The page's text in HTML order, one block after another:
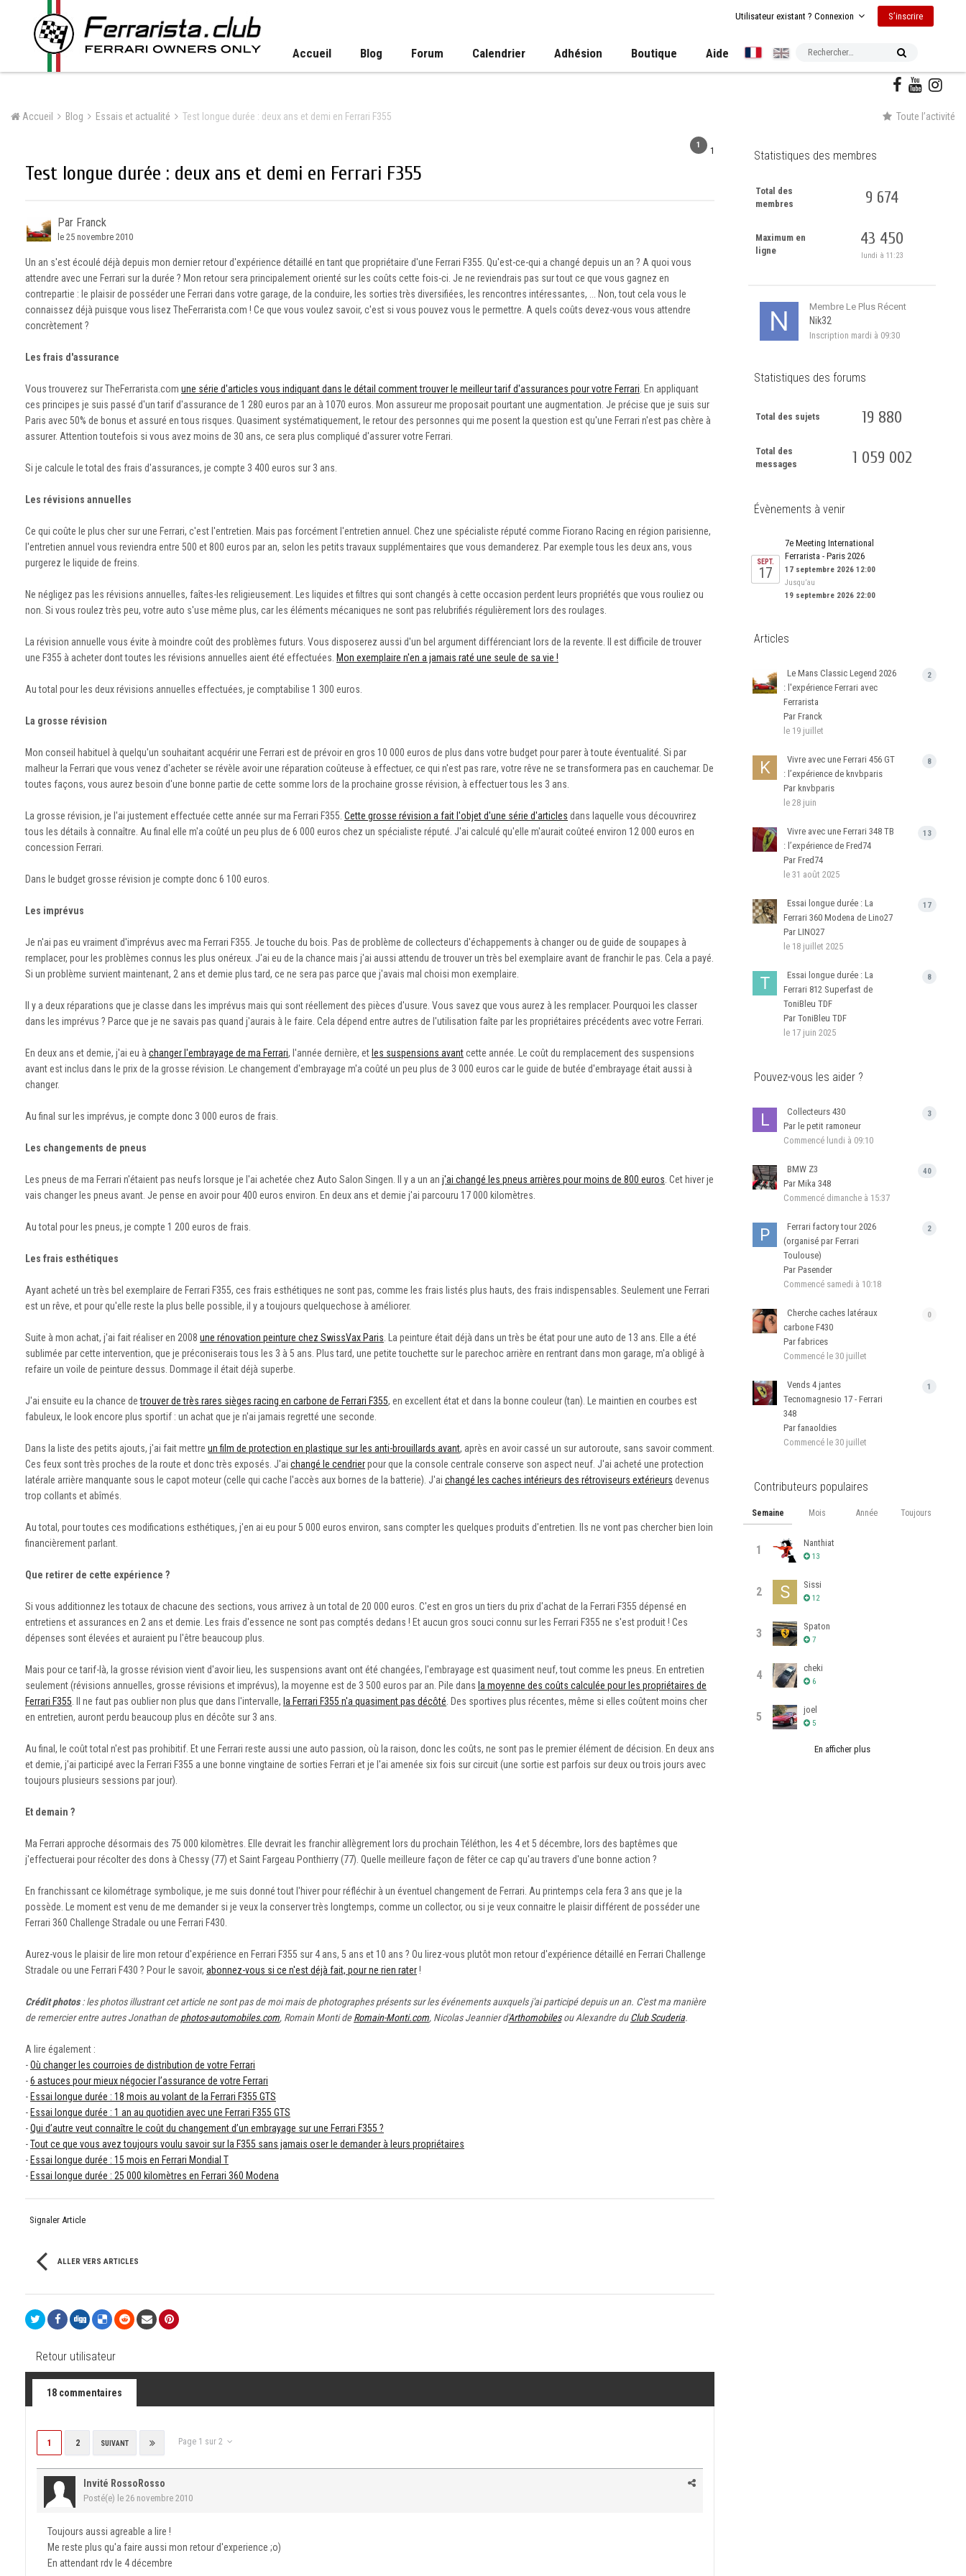
Utilisateur existant ? Connexion S’inscrire
Accueil Blog Forum Calendrier Adhésion Boutique Aide
Toute l’activité
Accueil Blog Essais et actualité Test longue durée : deux ans et demi en Ferrari F355
1
1
Test longue durée : deux ans et demi en Ferrari F355
Par Franck
le 25 novembre 2010
Un an s'est écoulé déjà depuis mon dernier retour d'expérience détaillé en tant que propriétaire d'une Ferrari F355. Qu'est-ce-qui a changé depuis un an ? A quoi vous
attendre avec une Ferrari sur la durée ? Mon retour sera principalement orienté sur les coûts cette fois-ci. Je ne reviendrais pas sur tout ce que vous gagnez en
contrepartie : le plaisir de posséder une Ferrari dans votre garage, de la conduire, les sorties très diversifiées, les rencontres intéressantes, ... Non, tout cela vous le
connaissez déjà puisque vous lisez TheFerrarista.com ! Ce que vous voulez savoir, c'est si vous pouvez vous le permettre. A quels coûts devez-vous vous attendre
concrètement ?
Les frais d'assurance
Vous trouverez sur TheFerrarista.com une série d'articles vous indiquant dans le détail comment trouver le meilleur tarif d'assurances pour votre Ferrari . En appliquant
ces principes je suis passé d'un tarif d'assurance de 1 280 euros par an à 1070 euros. Mon assureur me proposait pourtant une augmentation. Je précise que je suis sur
Paris avec 50% de bonus et assuré en tous risques. Quasiment systématiquement, le retour des personnes qui me posent la question est qu'une Ferrari n'est pas chère à
assurer. Attention toutefois si vous avez moins de 30 ans, ce sera plus compliqué d'assurer votre Ferrari.
Si je calcule le total des frais d'assurances, je compte 3 400 euros sur 3 ans.
Les révisions annuelles
Ce qui coûte le plus cher sur une Ferrari, c'est l'entretien. Mais pas forcément l'entretien annuel. Chez une spécialiste réputé comme Fiorano Racing en région parisienne,
l'entretien annuel vous reviendra entre 500 et 800 euros par an, selon les petits travaux supplémentaires que vous demanderez. Par exemple tous les deux ans, vous
purgerez le liquide de freins.
Ne négligez pas les révisions annuelles, faîtes-les religieusement. Les liquides et filtres qui sont changés à cette occasion perdent leurs propriétés que vous rouliez ou
non. Si vous roulez très peu, votre auto s'use même plus, car les éléments mécaniques ne sont pas relubrifiés régulièrement lors des roulages.
La révision annuelle vous évite à moindre coût des problèmes futurs. Vous disposerez aussi d'un bel argument différenciant lors de la revente. Il est difficile de trouver
une F355 à acheter dont toutes les révisions annuelles aient été effectuées. Mon exemplaire n'en a jamais raté une seule de sa vie !
Au total pour les deux révisions annuelles effectuées, je comptabilise 1 300 euros.
La grosse révision
Mon conseil habituel à quelqu'un souhaitant acquérir une Ferrari est de prévoir en gros 10 000 euros de plus dans votre budget pour parer à toute éventualité. Si par
malheur la Ferrari que vous venez d'acheter se révèle avoir une réparation coûteuse à effectuer, ce qui n'est pas rare, votre rêve ne se transformera pas en cauchemar. De
toutes façons, vous aurez besoin d'une bonne partie de cette somme lors de la prochaine grosse révision, à effectuer tous les 3 ans.
La grosse révision, je l'ai justement effectuée cette année sur ma Ferrari F355. Cette grosse révision a fait l'objet d'une série d'articles dans laquelle vous découvrirez
tous les détails à connaître. Au final elle m'a coûté un peu plus de 6 000 euros chez un spécialiste réputé. J'ai calculé qu'elle m'aurait coûteé environ 12 000 euros en
concession Ferrari.
Dans le budget grosse révision je compte donc 6 100 euros.
Les imprévus
Je n'ai pas eu vraiment d'imprévus avec ma Ferrari F355. Je touche du bois. Pas de problème de collecteurs d'échappements à changer ou de guide de soupapes à
remplacer, pour les problèmes connus les plus onéreux. J'ai eu de la chance mais j'ai aussi attendu de trouver un très bel exemplaire avant de franchir le pas. Cela a payé.
Si un problème survient maintenant, 2 ans et demie plus tard, ce ne sera pas parce que j'avais mal choisi mon exemplaire.
Il y a deux réparations que je classe dans les imprévus mais qui sont réellement des pièces d'usure. Vous savez que vous aurez à les remplacer. Pourquoi les classer
dans les imprévus ? Parce que je ne savais pas quand j'aurais à le faire. Cela dépend entre autres de l'utilisation faîte par les propriétaires précédents avec votre Ferrari.
En deux ans et demie, j'ai eu à changer l'embrayage de ma Ferrari, l'année dernière, etles suspensions avantcette année. Le coût du remplacement des suspensions
avant est inclus dans le prix de la grosse révision. Le changement d'embrayage m'a coûté un peu plus de 3 000 euros car le guide de butée d'embrayage était aussi à
changer.
Au final sur les imprévus, je compte donc 3 000 euros de frais.
Les changements de pneus
Les pneus de ma Ferrari n'étaient pas neufs lorsque je l'ai achetée chez Auto Salon Singen. Il y a un an j'ai changé les pneus arrières pour moins de 800 euros . Cet hiver je
vais changer les pneus avant. Je pense en avoir pour 400 euros environ. En deux ans et demie j'ai parcouru 17 000 kilomètres.
Au total pour les pneus, je compte 1 200 euros de frais.
Les frais esthétiques
Ayant acheté un très bel exemplaire de Ferrari F355, ces frais esthétiques ne sont pas, comme les frais listés plus hauts, des frais indispensables. Seulement une Ferrari
est un rêve, et pour qu'elle reste la plus belle possible, il y a toujours quelquechose à améliorer.
Suite à mon achat, j'ai fait réaliser en 2008 une rénovation peinture chez SwissVax Paris . La peinture était déjà dans un très be état pour une auto de 13 ans. Elle a été
sublimée par cette intervention, que je préconiserais tous les 3 à 5 ans. Plus tard, une petite touchette sur le parechoc arrière en rentrant dans mon garage, m'a obligé à
refaire un voile de peinture dessus. Dommage il était déjà superbe.
J'ai ensuite eu la chance detrouver de très rares sièges racing en carbone de Ferrari F355, en excellent état et dans la bonne couleur (tan). Le maintien en courbes est
fabuleux, le look encore plus sportif : un achat que je n'ai jamais regretté une seconde.
Dans la liste des petits ajouts, j'ai fait mettre un film de protection en plastique sur les anti-brouillards avant, après en avoir cassé un sur autoroute, sans savoir comment.
Ces feux sont très proches de la route et donc très exposés. J'ai changé le cendrierpour que la console centrale conserve son aspect neuf. J'ai acheté une protection
latérale arrière manquante sous le capot moteur (celle qui cache l'accès aux bornes de la batterie). J'ai changé les caches intérieurs des rétroviseurs extérieurs devenus
trop collants et abîmés.
Au total, pour toutes ces modifications esthétiques, j'en ai eu pour 5 000 euros environ, sans compter les quelques produits d'entretien. Ils ne vont pas chercher bien loin
financièrement parlant.
Que retirer de cette expérience ?
Si vous additionnez les totaux de chacune des sections, vous arrivez à un total de 20 000 euros. C'est en gros un tiers du prix d'achat de la Ferrari F355 dépensé en
entretiens et assurances en 2 ans et demie. Les frais d'essence ne sont pas comptés dedans ! Et aucun gros souci connu sur les Ferrari F355 ne s'est produit ! Ces
dépenses sont élevées et auraient pu l'être beaucoup plus.
Mais pour ce tarif-là, la grosse révision vient d'avoir lieu, les suspensions avant ont été changées, l'embrayage est quasiment neuf, tout comme les pneus. En entretien
seulement (révisions annuelles, grosse révisions et imprévus), la moyenne est de 3 500 euros par an. Pile dans la moyenne des coûts calculée pour les propriétaires de
Ferrari F355 . Il ne faut pas oublier non plus que dans l'intervalle, la Ferrari F355 n'a quasiment pas décôté . Des sportives plus récentes, même si elles coûtent moins cher
en entretien, auront perdu beaucoup plus en décôte sur 3 ans.
Au final, le coût total n'est pas prohibitif. Et une Ferrari reste aussi une auto passion, où la raison, donc les coûts, ne sont pas le premier élément de décision. En deux ans
et demie, j'ai participé avec la Ferrari F355 a une bonne vingtaine de sorties Ferrari et je l'ai amenée six fois sur circuit (une sortie est parfois sur deux ou trois jours avec
toujours plusieurs sessions par jour).
Et demain ?
Ma Ferrari approche désormais des 75 000 kilomètres. Elle devrait les franchir allègrement lors du prochain Téléthon, les 4 et 5 décembre, lors des baptêmes que
j'effectuerai pour récolter des dons à Chessy (77) et Saint Fargeau Ponthierry (77). Quelle meilleure façon de fêter ce cap qu'au travers d'une bonne action ?
En franchissant ce kilométrage symbolique, je me suis donné tout l'hiver pour réfléchir à un éventuel changement de Ferrari. Au printemps cela fera 3 ans que je la
possède. Le moment est venu de me demander si je veux la conserver très longtemps, comme un collector, ou si je veux connaitre le plaisir différent de posséder une
Ferrari 360 Challenge Stradale ou une Ferrari F430.
Aurez-vous le plaisir de lire mon retour d'expérience en Ferrari F355 sur 4 ans, 5 ans et 10 ans ? Ou lirez-vous plutôt mon retour d'expérience détaillé en Ferrari Challenge
Stradale ou une Ferrari F430 ? Pour le savoir, abonnez-vous si ce n'est déjà fait, pour ne rien rater!
Crédit photos: les photos illustrant cet article ne sont pas de moi mais de photographes présents sur les événements auxquels j'ai participé depuis un an. C'est ma manière
de remercier entre autres Jonathan dephotos-automobiles.com, Romain Monti deRomain-Monti.com, Nicolas Jeannier d'Arthomobilesou Alexandre duClub Scuderia.
A lire également :
-Où changer les courroies de distribution de votre Ferrari
-6 astuces pour mieux négocier l’assurance de votre Ferrari
-Essai longue durée : 18 mois au volant de la Ferrari F355 GTS
-Essai longue durée : 1 an au quotidien avec une Ferrari F355 GTS
-Qui d’autre veut connaître le coût du changement d’un embrayage sur une Ferrari F355 ?
-Tout ce que vous avez toujours voulu savoir sur la F355 sans jamais oser le demander à leurs propriétaires
-Essai longue durée : 15 mois en Ferrari Mondial T
-Essai longue durée : 25 000 kilomètres en Ferrari 360 Modena
Signaler Article
ALLER VERS ARTICLES
Retour utilisateur
18 commentaires
1 2 SUIVANT Page 1 sur 2
Invité RossoRosso
Posté(e) le 26 novembre 2010
Toujours aussi agreable a lire !
Me reste plus qu'a faire aussi mon retour d'experience ;o)
En attendant rdv le 4 décembre
Statistiques des membres
Total des
membres
9 674
Maximum en
ligne
43 450
lundi à 11:23
Membre Le Plus Récent
Nik32
Inscription mardi à 09:30
Statistiques des forums
Total des sujets 19 880
Total des
messages
1 059 002
Évènements à venir
SEPT.
17
7e Meeting International
Ferrarista - Paris 2026
17 septembre 2026 12:00
Jusqu’au
19 septembre 2026 22:00
Articles
2
Le Mans Classic Legend 2026
: l'expérience Ferrari avec
Ferrarista
Par Franck
le 19 juillet
8
Vivre avec une Ferrari 456 GT
: l’expérience de knvbparis
Par knvbparis
le 28 juin
13
Vivre avec une Ferrari 348 TB
: l’expérience de Fred74
Par Fred74
le 31 août 2025
17
Essai longue durée : La
Ferrari 360 Modena de Lino27
Par LINO27
le 18 juillet 2025
8
Essai longue durée : La
Ferrari 812 Superfast de
ToniBleu TDF
Par ToniBleu TDF
le 17 juin 2025
Pouvez-vous les aider ?
3
Collecteurs 430
Par le petit ramoneur
Commencé lundi à 09:10
40
BMW Z3
Par Mika 348
Commencé dimanche à 15:37
2
Ferrari factory tour 2026
(organisé par Ferrari
Toulouse)
Par Pasender
Commencé samedi à 10:18
0
Cherche caches latéraux
carbone F430
Par fabrices
Commencé le 30 juillet
1
Vends 4 jantes
Tecnomagnesio 17 - Ferrari
348
Par fanaoldies
Commencé le 30 juillet
Contributeurs populaires
Semaine Mois Année Toujours
1
Nanthiat
13
2
Sissi
12
3
Spaton
7
4
cheki
6
5
joel
5
En afficher plus